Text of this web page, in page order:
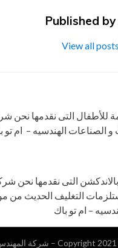
الهندسيه والتعبئة
شركة المهندس
Published by
View all
للأطفال التى نقدمها
و الصناعات الهندسيه – ام تو
بالاندكشن التى نقدمها نحن
التغليف الحديث من
– ام تو باك
شركة